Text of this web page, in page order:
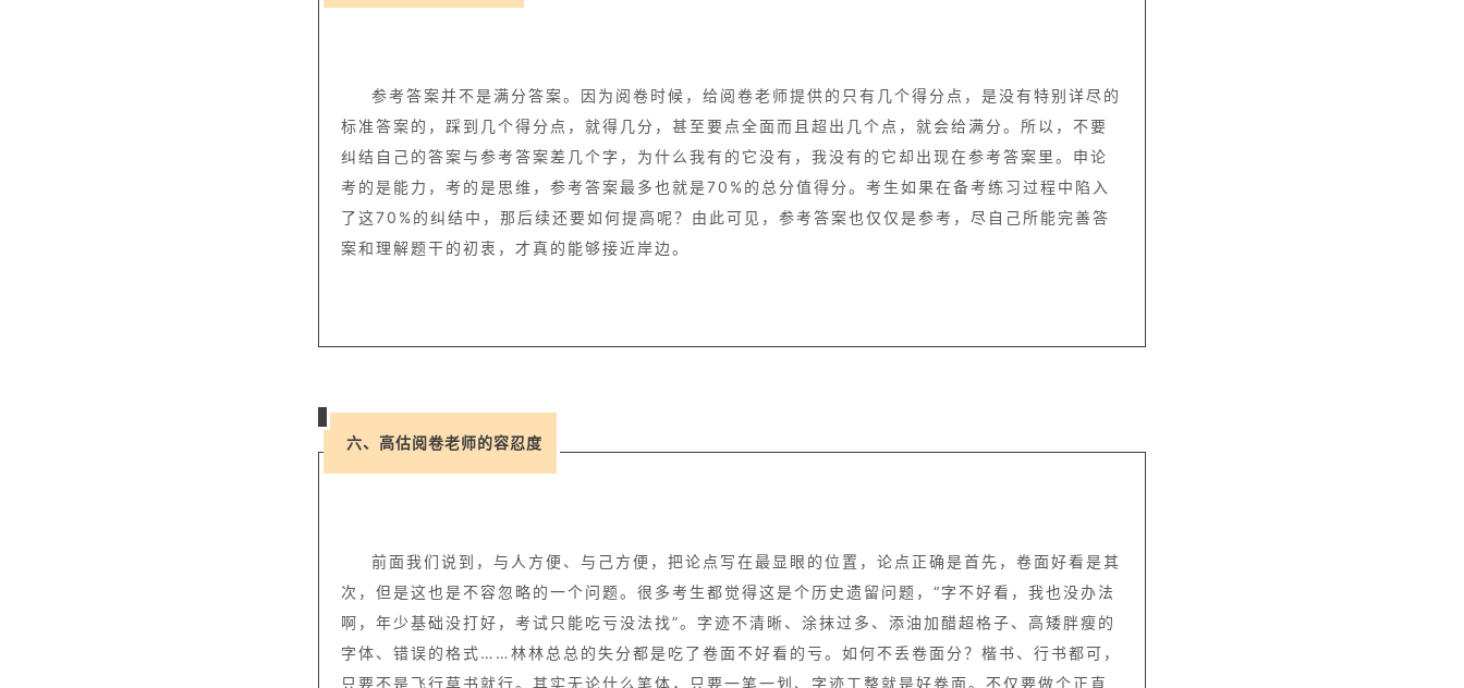
参考答案并不是满分答案。因为阅卷时候，给阅卷老师提供的只有几个得分点，是没有特别详尽的
标准答案的，踩到几个得分点，就得几分，甚至要点全面而且超出几个点，就会给满分。所以，不要
纠结自己的答案与参考答案差几个字，为什么我有的它没有，我没有的它却出现在参考答案里。申论
考的是能力，考的是思维，参考答案最多也就是70%的总分值得分。考生如果在备考练习过程中陷入
了这70%的纠结中，那后续还要如何提高呢？由此可见，参考答案也仅仅是参考，尽自己所能完善答
案和理解题干的初衷，才真的能够接近岸边。
六、高估阅卷老师的容忍度
前面我们说到，与人方便、与己方便，把论点写在最显眼的位置，论点正确是首先，卷面好看是其
次，但是这也是不容忽略的一个问题。很多考生都觉得这是个历史遗留问题，“字不好看，我也没办法
啊，年少基础没打好，考试只能吃亏没法找”。字迹不清晰、涂抹过多、添油加醋超格子、高矮胖瘦的
字体、错误的格式……林林总总的失分都是吃了卷面不好看的亏。如何不丢卷面分？楷书、行书都可，
只要不是飞行草书就行。其实无论什么笔体，只要一笔一划、字迹工整就是好卷面。不仅要做个正直